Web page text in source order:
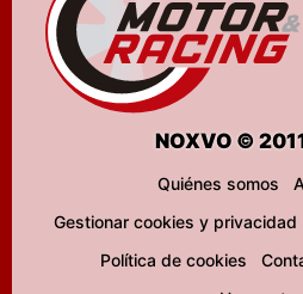
NOXVO ©
Quiénes somos
Gestionar cookies y privacidad
Política de cookies